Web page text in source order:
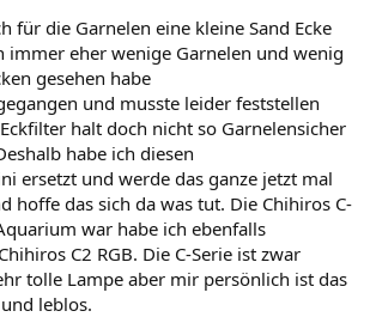
für die Garnelen eine kleine Sand Ecke
immer eher wenige Garnelen und wenig
gesehen habe
und musste leider feststellen
halt doch nicht so Garnelensicher
habe ich diesen
ersetzt und werde das ganze jetzt mal
hoffe das sich da was tut. Die Chihiros C-
war habe ich ebenfalls
C2 RGB. Die C-Serie ist zwar
tolle Lampe aber mir persönlich ist das
leblos.